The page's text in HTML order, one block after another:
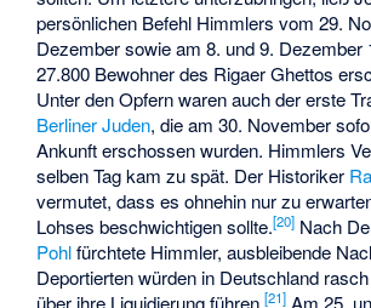
persönlichen Befehl Himmlers vom 29.
Dezember sowie am 8. und 9. Dezember
27.800 Bewohner des Rigaer Ghettos
Unter den Opfern waren auch der erste
Berliner Juden, die am 30. November
Ankunft erschossen wurden. Himmlers
selben Tag kam zu spät. Der Historiker
vermutet, dass es ohnehin nur zu
Lohses beschwichtigen sollte.[20] Nach
Pohlfürchtete Himmler, ausbleibende
Deportierten würden in Deutschland
über ihre Liquidierung führen.[21] Am 25.